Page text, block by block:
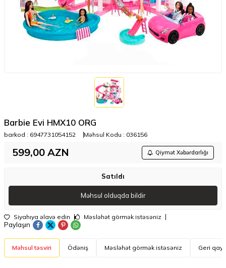
Barbie Evi HMX10 ORG
barkod : 6947731054152 Məhsul Kodu : 036156
599,00 AZN Qiymət Xəbərdarlığı
Satıldı
Məhsul olduqda bildir
Siyahıya əlavə edin Məsləhət görmək istəsəniz
Paylaşın
Məhsul təsviri Ödəniş Məsləhət görmək istəsəniz Geri